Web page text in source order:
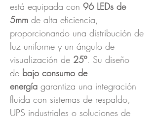
está equipada con 96 LEDs de
5mm de alta eficiencia,
proporcionando una distribución de
luz uniforme y un ángulo de
visualización de 25º. Su diseño
de bajo consumo de
energía garantiza una integración
fluida con sistemas de respaldo,
UPS industriales o soluciones de